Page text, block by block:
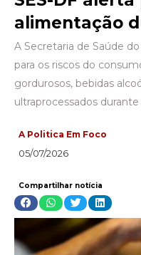
alimentação
A Secretaria de Saúde
para os riscos do
gordurosos, bebidas
ultraprocessados durante
A Politica Em Foco
05/07/2026
Compartilhar notícia